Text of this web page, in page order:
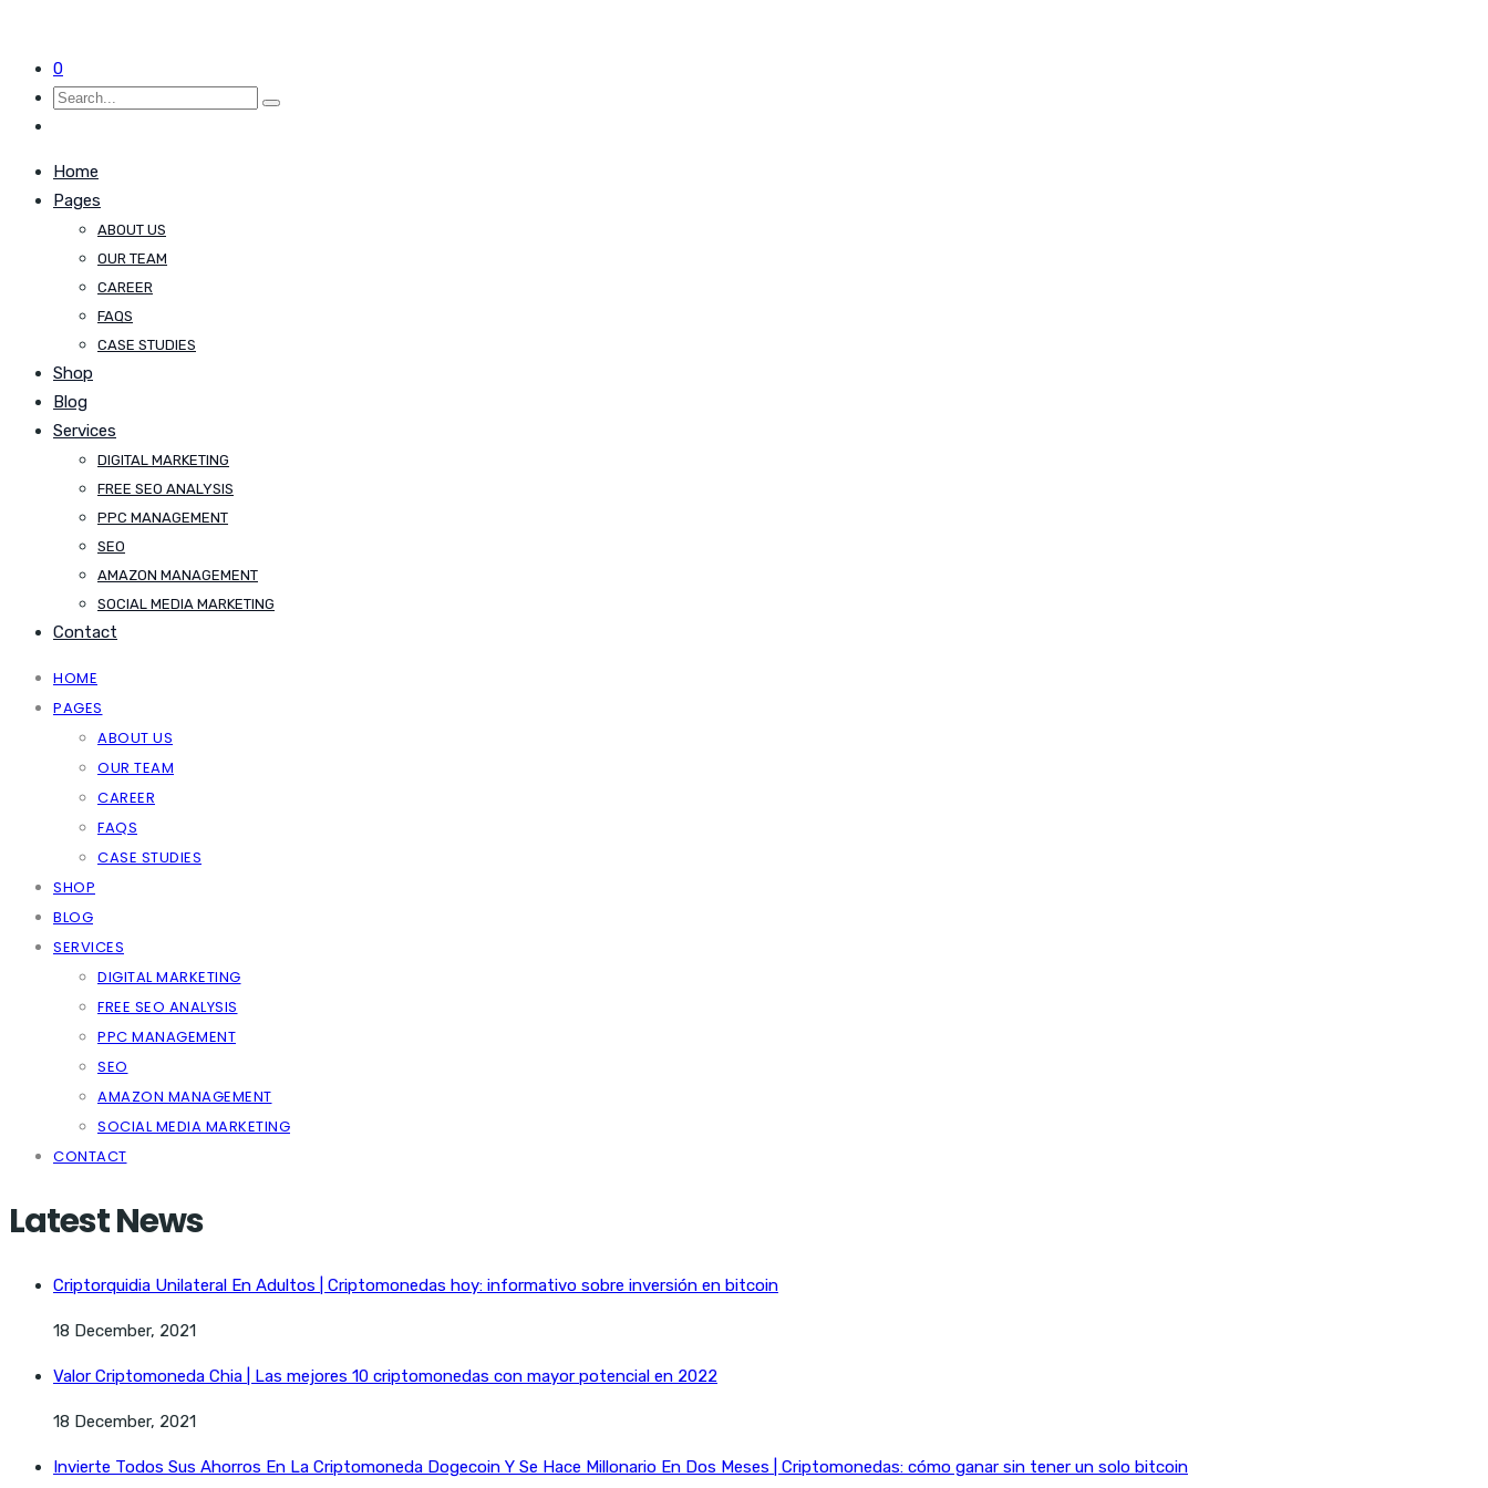
0
Home
Pages
ABOUT US
OUR TEAM
CAREER
FAQS
CASE STUDIES
Shop
Blog
Services
DIGITAL MARKETING
FREE SEO ANALYSIS
PPC MANAGEMENT
SEO
AMAZON MANAGEMENT
SOCIAL MEDIA MARKETING
Contact
HOME
PAGES
ABOUT US
OUR TEAM
CAREER
FAQS
CASE STUDIES
SHOP
BLOG
SERVICES
DIGITAL MARKETING
FREE SEO ANALYSIS
PPC MANAGEMENT
SEO
AMAZON MANAGEMENT
SOCIAL MEDIA MARKETING
CONTACT
Latest News
Criptorquidia Unilateral En Adultos | Criptomonedas hoy: informativo sobre inversión en bitcoin
18 December, 2021
Valor Criptomoneda Chia | Las mejores 10 criptomonedas con mayor potencial en 2022
18 December, 2021
Invierte Todos Sus Ahorros En La Criptomoneda Dogecoin Y Se Hace Millonario En Dos Meses | Criptomonedas: cómo ganar sin tener un solo bitcoin